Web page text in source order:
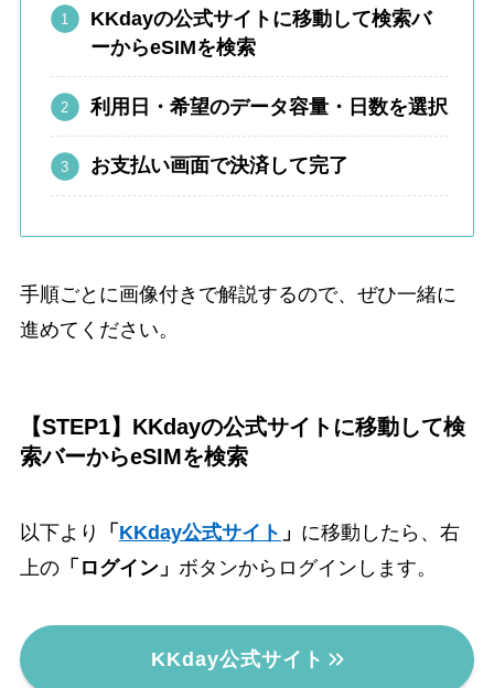
KKdayの公式サイトに移動して検索バ
ーからeSIMを検索
利用日・希望のデータ容量・日数を選択
お支払い画面で決済して完了
手順ごとに画像付きで解説するので、ぜひ一緒に
進めてください。
【STEP1】KKdayの公式サイトに移動して検
索バーからeSIMを検索
以下より 「 KKday公式サイト 」 に移動したら、右
上の「ログイン」 ボタンからログインします。
KKday公式サイト